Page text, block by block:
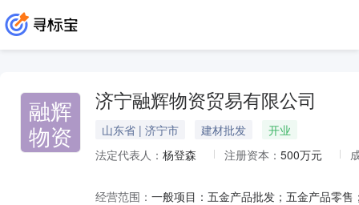
融辉
物资
济宁融辉物资贸易有限公司
山东省 | 济宁市 建材批发
开业
法定代表人： 杨登森 注册资本： 500万元
经营范围：